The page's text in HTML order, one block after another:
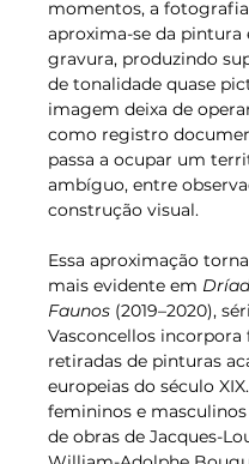
momentos, a fotografia
aproxima-se da pintura
gravura, produzindo
de tonalidade quase
imagem deixa de
como registro
passa a ocupar um
ambíguo, entre
construção visual.
Essa aproximação
mais evidente em
Faunos (2019–2020),
Vasconcellos incorpora
retiradas de pinturas
europeias do século
femininos e
de obras de Jacques-